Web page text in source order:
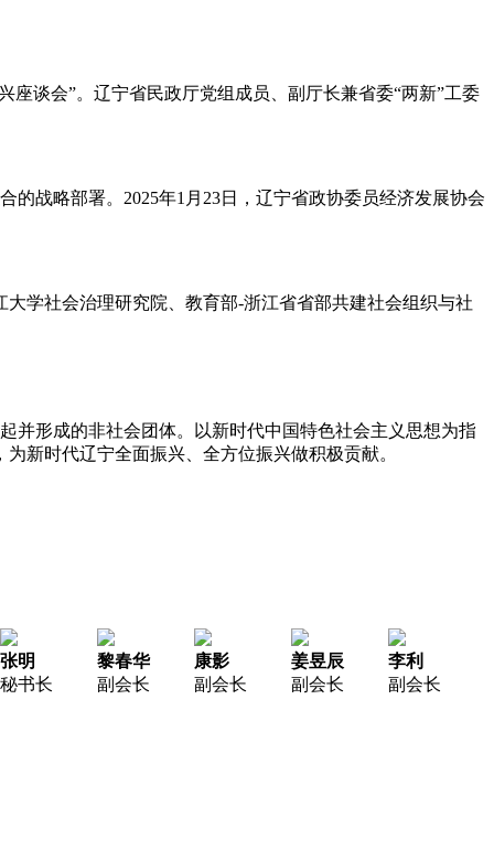
座谈会”。辽宁省民政厅党组成员、副厅长兼省委“两新”工委
战略部署。2025年1月23日，辽宁省政协委员经济发展协会
学社会治理研究院、教育部-浙江省省部共建社会组织与社
并形成的非社会团体。以新时代中国特色社会主义思想为指
新时代辽宁全面振兴、全方位振兴做积极贡献。
张明
秘书长
黎春华
副会长
康影
副会长
姜昱辰
副会长
李利
副会长